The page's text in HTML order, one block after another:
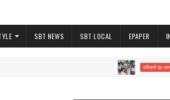
SBT NEWS SBT LOCAL EPAPER
परिजनों का धरना